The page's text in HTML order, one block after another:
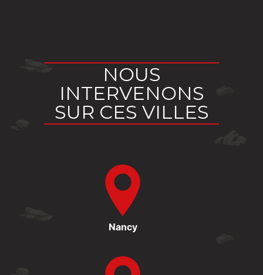
NOUS
INTERVENONS
SUR CES VILLES
Nancy